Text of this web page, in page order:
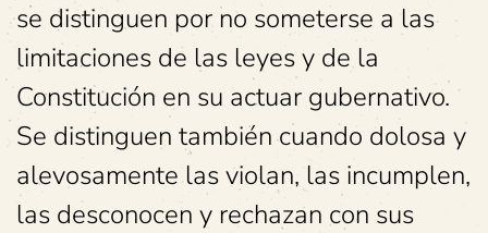
se distinguen por no someterse a las
limitaciones de las leyes y de la
Constitución en su actuar gubernativo.
Se distinguen también cuando dolosa y
alevosamente las violan, las incumplen,
las desconocen y rechazan con sus